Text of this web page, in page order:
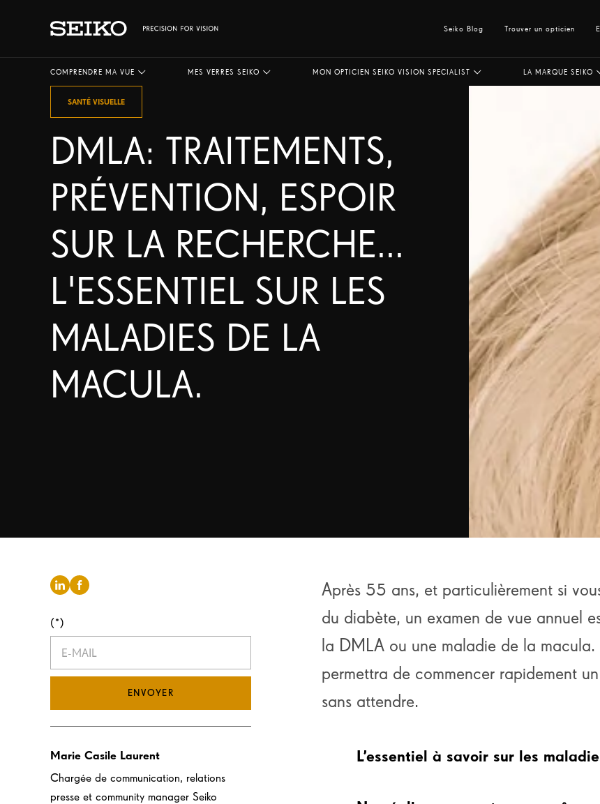
Seiko Blog Trouver un opticien
COMPRENDRE MA VUE MES VERRES SEIKO MON OPTICIEN SEIKO VISION SPECIALIST LA MARQUE SEIKO
SANTÉ VISUELLE
DMLA: TRAITEMENTS,
PRÉVENTION, ESPOIR
SUR LA RECHERCHE...
L'ESSENTIEL SUR LES
MALADIES DE LA
MACULA.
ENVOYER
Marie Casile Laurent
Chargée de communication, relations
presse et community manager Seiko
Après 55 ans, et particulièrement si
du diabète, un examen de vue annuel
la DMLA ou une maladie de la
permettra de commencer rapidement
sans attendre.
L’essentiel à savoir sur les